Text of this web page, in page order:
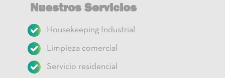
Nuestros Servicios
Housekeeping Industrial
Limpieza comercial
Servicio residencial